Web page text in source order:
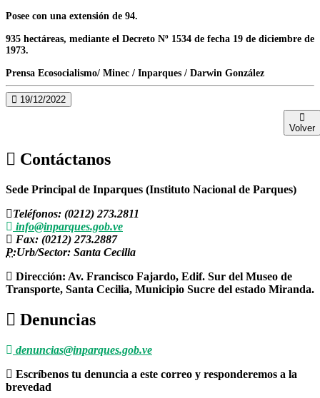
Posee con una extensión de 94.
935 hectáreas, mediante el Decreto Nº 1534 de fecha 19 de diciembre de
1973.
Prensa Ecosocialismo/ Minec / Inparques / Darwin González
19/12/2022
Volver
Contáctanos
Sede Principal de Inparques (Instituto Nacional de Parques)
Teléfonos: (0212) 273.2811
info@inparques.gob.ve
Fax: (0212) 273.2887
P:Urb/Sector: Santa Cecilia
Dirección: Av. Francisco Fajardo, Edif. Sur del Museo de
Transporte, Santa Cecilia, Municipio Sucre del estado Miranda.
Denuncias
denuncias@inparques.gob.ve
Escríbenos tu denuncia a este correo y responderemos a la
brevedad